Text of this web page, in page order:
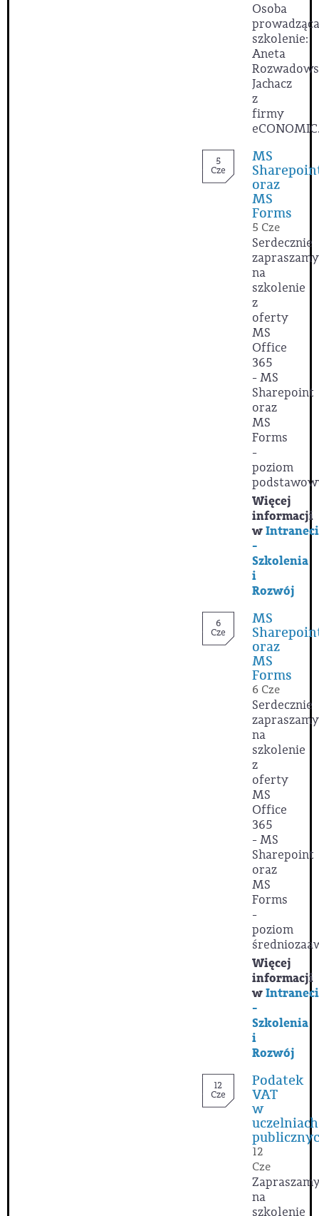
Osoba
prowadząca
szkolenie:
Aneta
Jachacz
z
firmy
5
Cze
MS
oraz
MS
Forms
5 Cze
Serdecznie
zapraszamy
na
szkolenie
z
oferty
MS
Office
365
- MS
Sharepoint
oraz
MS
Forms
-
poziom
Więcej
informacji
w
-
Szkolenia
i
Rozwój
6
Cze
MS
oraz
MS
Forms
6 Cze
Serdecznie
zapraszamy
na
szkolenie
z
oferty
MS
Office
365
- MS
Sharepoint
oraz
MS
Forms
-
poziom
Więcej
informacji
w
-
Szkolenia
i
Rozwój
12
Cze
Podatek
VAT
w
uczelniach
12
Cze
na
szkolenie